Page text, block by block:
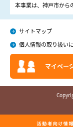
本事業は、神戸市から
サイトマップ
個人情報の取り扱い
マイペー